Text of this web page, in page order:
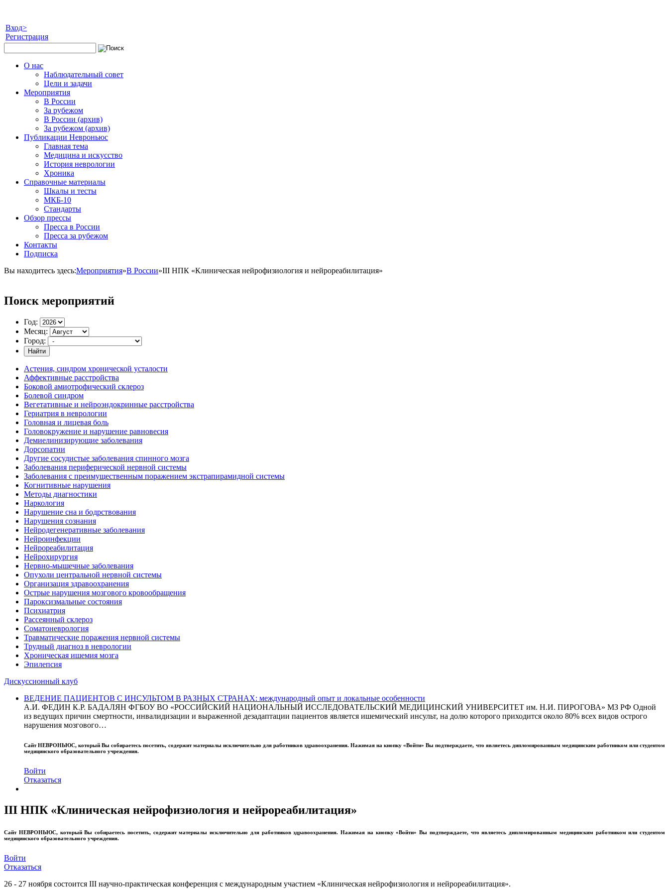
Вход>
Регистрация
О нас
Наблюдательный совет
Цели и задачи
Мероприятия
В России
За рубежом
В России (архив)
За рубежом (архив)
Публикации Невроньюс
Главная тема
Медицина и искусство
История неврологии
Хроника
Справочные материалы
Шкалы и тесты
МКБ-10
Стандарты
Обзор прессы
Пресса в России
Пресса за рубежом
Контакты
Подписка
Вы находитесь здесь:Мероприятия»В России»III НПК «Клиническая нейрофизиология и нейрореабилитация»
Поиск мероприятий
Год:
Месяц:
Город:
Найти
Астения, синдром хронической усталости
Аффективные расстройства
Боковой амиотрофический склероз
Болевой синдром
Вегетативные и нейроэндокринные расстройства
Гериатрия в неврологии
Головная и лицевая боль
Головокружение и нарушение равновесия
Демиелинизирующие заболевания
Дорсопатии
Другие сосудистые заболевания спинного мозга
Заболевания периферической нервной системы
Заболевания с преимущественным поражением экстрапирамидной системы
Когнитивные нарушения
Методы диагностики
Наркология
Нарушение сна и бодрствования
Нарушения сознания
Нейродегенеративные заболевания
Нейроинфекции
Нейрореабилитация
Нейрохирургия
Нервно-мышечные заболевания
Опухоли центральной нервной системы
Организация здравоохранения
Острые нарушения мозгового кровообращения
Пароксизмальные состояния
Психиатрия
Рассеянный склероз
Соматоневрология
Травматические поражения нервной системы
Трудный диагноз в неврологии
Хроническая ишемия мозга
Эпилепсия
Дискуссионный клуб
ВЕДЕНИЕ ПАЦИЕНТОВ С ИНСУЛЬТОМ В РАЗНЫХ СТРАНАХ: международный опыт и локальные особенности
А.И. ФЕДИН К.Р. БАДАЛЯН ФГБОУ ВО «РОССИЙСКИЙ НАЦИОНАЛЬНЫЙ ИССЛЕДОВАТЕЛЬСКИЙ МЕДИЦИНСКИЙ УНИВЕРСИТЕТ им. Н.И. ПИРОГОВА» МЗ РФ Одной
из ведущих причин смертности, инвалидизации и выраженной дезадаптации пациентов является ишемический инсульт, на долю которого приходится около 80% всех видов острого
нарушения мозгового…
СайтНЕВРОНЬЮС, который Вы собираетесь посетить, содержит материалы исключительно для работников здравоохранения. Нажимая на кнопку «Войти» Вы подтверждаете, что являетесь дипломированным медицинским работником или студентом
медицинского образовательного учреждения.
Войти
Отказаться
III НПК «Клиническая нейрофизиология и нейрореабилитация»
Сайт НЕВРОНЬЮС, который Вы собираетесь посетить, содержит материалы исключительно для работников здравоохранения. Нажимая на кнопку «Войти» Вы подтверждаете, что являетесь дипломированным медицинским работником или студентом
медицинского образовательного учреждения.
Войти
Отказаться
26 - 27 ноября состоится III научно-практическая конференция с международным участием «Клиническая нейрофизиология и нейрореабилитация».